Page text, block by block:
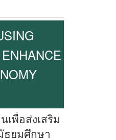
พื่อส่งเสริม
ธยมศึกษา